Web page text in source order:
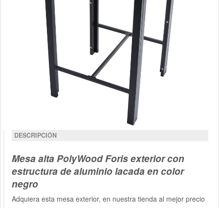
DESCRIPCIÓN
Mesa alta PolyWood Foris exterior con
estructura de aluminio lacada en color
negro
Adquiera esta mesa exterior, en nuestra tienda al mejor precio